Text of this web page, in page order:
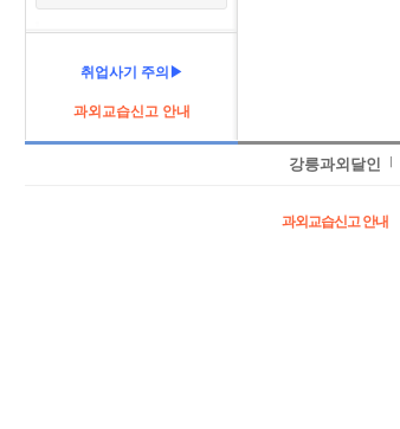
취업사기 주의▶
과외교습신고 안내
강릉과외달인
과외교습신고 안내